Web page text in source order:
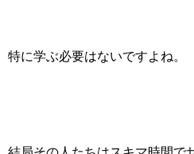
特に学ぶ必要はないですよね。